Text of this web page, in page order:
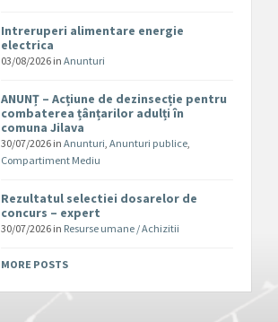
Intreruperi alimentare energie
electrica
03/08/2026 inAnunturi
ANUNȚ – Acțiune de dezinsecție pentru
combaterea țânțarilor adulți în
comuna Jilava
30/07/2026 inAnunturi,Anunturi publice,
Compartiment Mediu
Rezultatul selectiei dosarelor de
concurs – expert
30/07/2026 in Resurse umane / Achizitii
MORE POSTS